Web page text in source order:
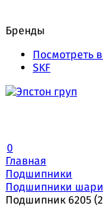
Бренды
Посмотреть
SKF
0
Главная
Подшипники
Подшипники
Подшипник 6205